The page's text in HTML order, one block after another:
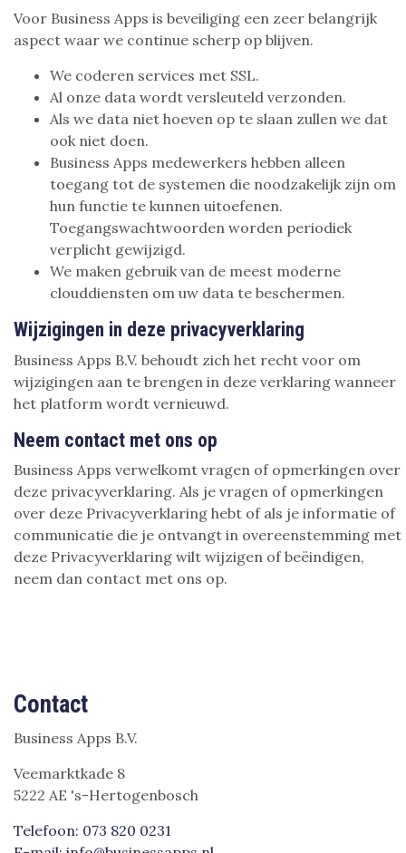
Voor Business Apps is beveiliging een zeer belangrijk
aspect waar we continue scherp op blijven.
We coderen services met SSL.
Al onze data wordt versleuteld verzonden.
Als we data niet hoeven op te slaan zullen we dat
ook niet doen.
Business Apps medewerkers hebben alleen
toegang tot de systemen die noodzakelijk zijn om
hun functie te kunnen uitoefenen.
Toegangswachtwoorden worden periodiek
verplicht gewijzigd.
We maken gebruik van de meest moderne
clouddiensten om uw data te beschermen.
Wijzigingen in deze privacyverklaring
Business Apps B.V. behoudt zich het recht voor om
wijzigingen aan te brengen in deze verklaring wanneer
het platform wordt vernieuwd.
Neem contact met ons op
Business Apps verwelkomt vragen of opmerkingen over
deze privacyverklaring. Als je vragen of opmerkingen
over deze Privacyverklaring hebt of als je informatie of
communicatie die je ontvangt in overeenstemming met
deze Privacyverklaring wilt wijzigen of beëindigen,
neem dan contact met ons op.
Contact
Business Apps B.V.
Veemarktkade 8
5222 AE 's-Hertogenbosch
Telefoon: 073 820 0231